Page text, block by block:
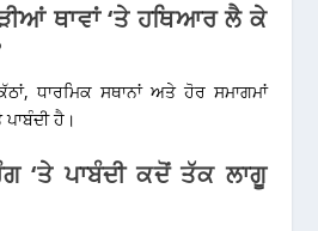
ਥਾਵਾਂ ‘ਤੇ ਹਥਿਆਰ ਲੈ ਕੇ
ਧਾਰਮਿਕ ਸਥਾਨਾਂ ਅਤੇ ਹੋਰ ਸਮਾਗਮਾਂ
ਹੈ।
‘ਤੇ ਪਾਬੰਦੀ ਕਦੋਂ ਤੱਕ ਲਾਗੂ